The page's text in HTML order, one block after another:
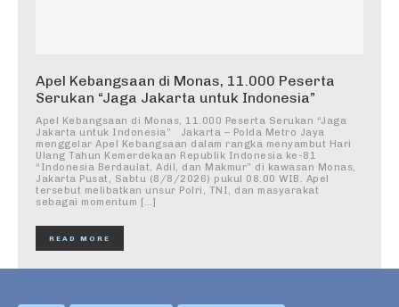
Apel Kebangsaan di Monas, 11.000 Peserta
Serukan “Jaga Jakarta untuk Indonesia”
Apel Kebangsaan di Monas, 11.000 Peserta Serukan “Jaga
Jakarta untuk Indonesia” Jakarta – Polda Metro Jaya
menggelar Apel Kebangsaan dalam rangka menyambut Hari
Ulang Tahun Kemerdekaan Republik Indonesia ke-81
“Indonesia Berdaulat, Adil, dan Makmur” di kawasan Monas,
Jakarta Pusat, Sabtu (8/8/2026) pukul 08.00 WIB. Apel
tersebut melibatkan unsur Polri, TNI, dan masyarakat
sebagai momentum […]
READ MORE